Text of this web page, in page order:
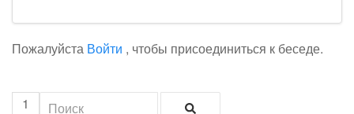
Пожалуйста Войти , чтобы присоединиться к беседе.
1